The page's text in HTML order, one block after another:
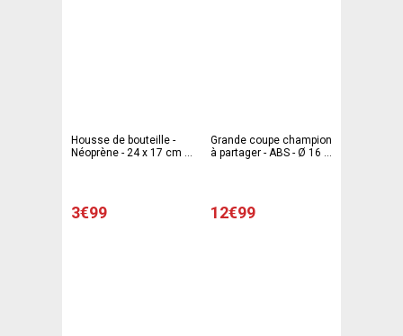
Housse de bouteille -
Néoprène - 24 x 17 cm -
3€99
Grande coupe champion
à partager - ABS - Ø 16 x
12€99